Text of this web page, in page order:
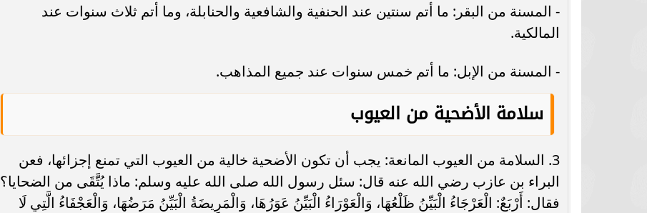
- المسنة من البقر: ما أتم سنتين عند الحنفية والشافعية والحنابلة، وما أتم ثلاث سنوات عند
المالكية.
- المسنة من الإبل: ما أتم خمس سنوات عند جميع المذاهب.
سلامة الأضحية من العيوب
3. السلامة من العيوب المانعة: يجب أن تكون الأضحية خالية من العيوب التي تمنع إجزائها، فعن
البراء بن عازب رضي الله عنه قال: سئل رسول الله صلى الله عليه وسلم: ماذا يُتَّقَى من الضحايا؟
فقال: أَرْبَعٌ: الْعَرْجَاءُ الْبَيِّنُ ظَلْعُهَا، وَالْعَوْرَاءُ الْبَيِّنُ عَوَرُهَا، وَالْمَرِيضَةُ الْبَيِّنُ مَرَضُهَا، وَالْعَجْفَاءُ الَّتِي لَا